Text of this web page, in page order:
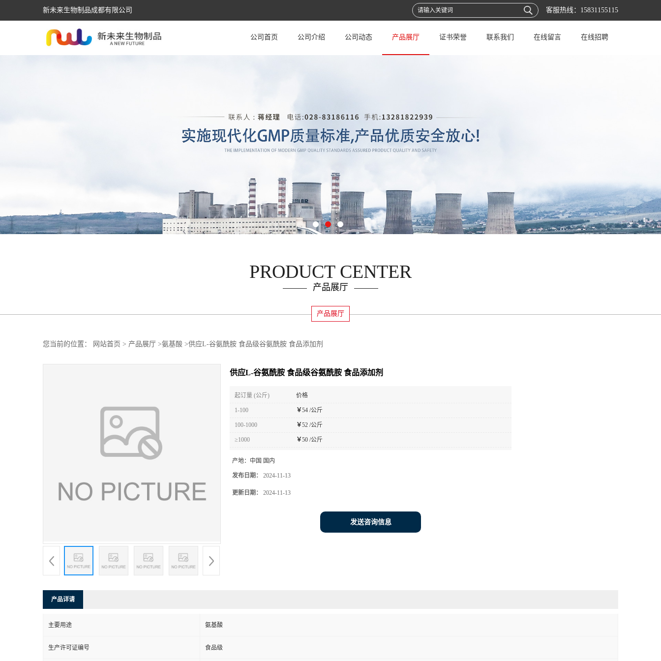
新未来生物制品成都有限公司 客服热线： 15831155115
公司首页 公司介绍 公司动态 产品展厅 证书荣誉 联系我们 在线留言 在线招聘
PRODUCT CENTER
产品展厅
产品展厅
您当前的位置： 网站首页 > 产品展厅 >氨基酸 >供应L-谷氨酰胺 食品级谷氨酰胺 食品添加剂
供应L-谷氨酰胺 食品级谷氨酰胺 食品添加剂
起订量 (公斤) 价格
1-100 ￥54 /公斤
100-1000 ￥52 /公斤
≥1000 ￥50 /公斤
产地： 中国 国内
发布日期： 2024-11-13
更新日期： 2024-11-13
发送咨询信息
产品详请
主要用途 氨基酸
生产许可证编号 食品级